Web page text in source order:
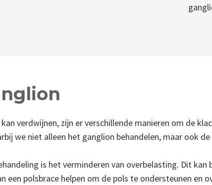
verdwijnen, zijn er verschillende manieren om de
we niet alleen het ganglion behandelen, maar ook
is het verminderen van overbelasting. Dit
een polsbrace helpen om de pols te ondersteunen en